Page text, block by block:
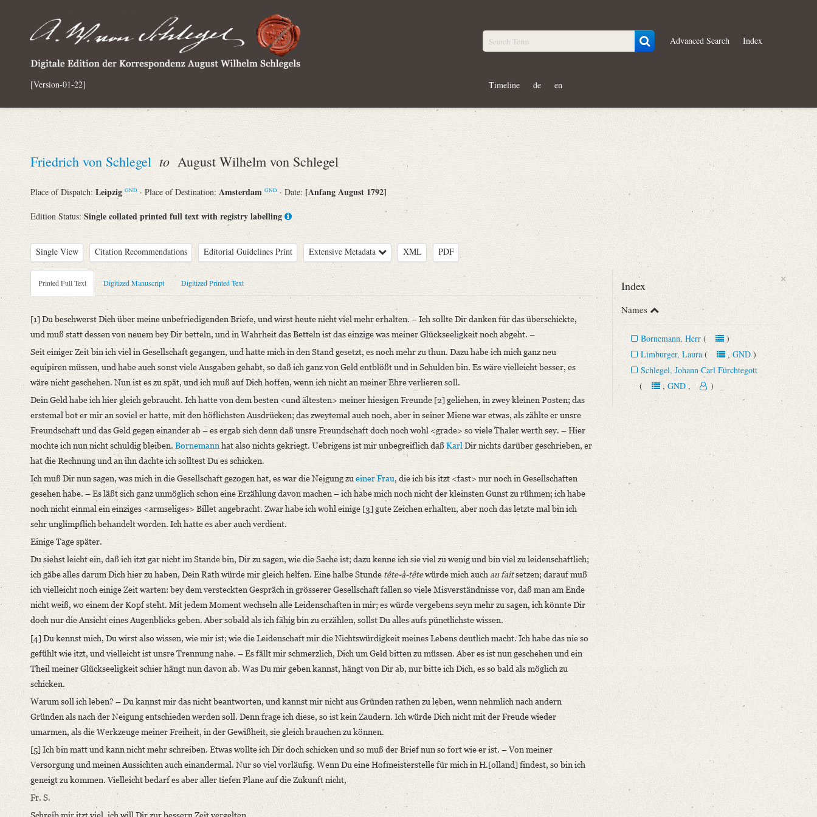
[Version-01-22]
Advanced Search Index
Timeline de en
Friedrich von Schlegel to August Wilhelm von Schlegel
Place of Dispatch: Leipzig GND · Place of Destination: Amsterdam GND · Date:[Anfang August 1792]
Edition Status: Single collated printed full text with registry labelling
Single View Citation Recommendations Editorial Guidelines Print Extensive Metadata XML PDF
Metadata Concerning Header
Sender: Friedrich von Schlegel
Recipient: August Wilhelm von Schlegel
Place of Dispatch: Leipzig
Place of Destination: Amsterdam
Date: [Anfang August 1792]
Notations: Datum erschlossen.
Printed Text
Bibliography: Kritische Friedrich-Schlegel-Ausgabe. Bd. 23. Dritte Abteilung: Briefe von und an Friedrich und Dorothea Schlegel. Bis zur Begründung der romantischen Schule (15. September 1788 ‒ 15. Juli
1797). Mit Einleitung und Kommentar hg. v. Ernst Behler u.a. Paderborn u.a. 1987, S. 61‒62.
Incipit: „[1] Du beschwerst Dich über meine unbefriedigenden Briefe, und wirst heute nicht viel mehr erhalten. – Ich sollte Dir danken für [...]“
Manuscript
Provider: Dresden, Sächsische Landesbibliothek - Staats- und Universitätsbibliothek
OAI Id: DE-1a-34186
Classification Number: Mscr.Dresd.e.90,XIX,Bd.24.a,Nr.14
Number of Pages: 5S. auf Doppelbl., hs. m. U.
Format: 19,1 x 11,2 cm
Printed Full Text Digitized Manuscript Digitized Printed Text
[1] Du beschwerst Dich über meine unbefriedigenden Briefe, und wirst heute nicht viel mehr erhalten. – Ich sollte Dir danken für das überschickte,
und muß statt dessen von neuem bey Dir betteln, und in Wahrheit das Betteln ist das einzige was meiner Glückseeligkeit noch abgeht. –
Seit einiger Zeit bin ich viel in Gesellschaft gegangen, und hatte mich in den Stand gesetzt, es noch mehr zu thun. Dazu habe ich mich ganz neu
equipiren müssen, und habe auch sonst viele Ausgaben gehabt, so daß ich ganz von Geld entblößt und in Schulden bin. Es wäre vielleicht besser, es
wäre nicht geschehen. Nun ist es zu spät, und ich muß auf Dich hoffen, wenn ich nicht an meiner Ehre verlieren soll.
Dein Geld habe ich hier gleich gebraucht. Ich hatte von dem besten <und ältesten> meiner hiesigen Freunde [2] geliehen, in zwey kleinen Posten; das
erstemal bot er mir an soviel er hatte, mit den höflichsten Ausdrücken; das zweytemal auch noch, aber in seiner Miene war etwas, als zählte er unsre
Freundschaft und das Geld gegen einander ab – es ergab sich denn daß unsre Freundschaft doch noch wohl <grade> so viele Thaler werth sey. – Hier
mochte ich nun nicht schuldig bleiben. Bornemannhat also nichts gekriegt. Uebrigens ist mir unbegreiflich daßKarl Dir nichts darüber geschrieben, er
hat die Rechnung und an ihn dachte ich solltest Du es schicken.
Ich muß Dir nun sagen, was mich in die Gesellschaft gezogen hat, es war die Neigung zu einer Frau, die ich bis itzt <fast> nur noch in Gesellschaften
gesehen habe. – Es läßt sich ganz unmöglich schon eine Erzählung davon machen – ich habe mich noch nicht der kleinsten Gunst zu rühmen; ich habe
noch nicht einmal ein einziges <armseliges> Billet angebracht. Zwar habe ich wohl einige [3] gute Zeichen erhalten, aber noch das letzte mal bin ich
sehr unglimpflich behandelt worden. Ich hatte es aber auch verdient.
Einige Tage später.
Du siehst leicht ein, daß ich itzt gar nicht im Stande bin, Dir zu sagen, wie die Sache ist; dazu kenne ich sie viel zu wenig und bin viel zu leidenschaftlich;
ich gäbe alles darum Dich hier zu haben, Dein Rath würde mir gleich helfen. Eine halbe Stunde tête-à-têtewürde mich auch au faitsetzen; darauf muß
ich vielleicht noch einige Zeit warten: bey dem versteckten Gespräch in grösserer Gesellschaft fallen so viele Misverständnisse vor, daß man am Ende
nicht weiß, wo einem der Kopf steht. Mit jedem Moment wechseln alle Leidenschaften in mir; es würde vergebens seyn mehr zu sagen, ich könnte Dir
doch nur die Ansicht eines Augenblicks geben. Aber sobald als ich fähig bin zu erzählen, sollst Du alles aufs pünctlichste wissen.
[4] Du kennst mich, Du wirst also wissen, wie mir ist; wie die Leidenschaft mir die Nichtswürdigkeit meines Lebens deutlich macht. Ich habe das nie so
gefühlt wie itzt, und vielleicht ist unsre Trennung nahe. – Es fällt mir schmerzlich, Dich um Geld bitten zu müssen. Aber es ist nun geschehen und ein
Theil meiner Glückseeligkeit schier hängt nun davon ab. Was Du mir geben kannst, hängt von Dir ab, nur bitte ich Dich, es so bald als möglich zu
schicken.
Warum soll ich leben? – Du kannst mir das nicht beantworten, und kannst mir nicht aus Gründen rathen zu leben, wenn nehmlich nach andern
Gründen als nach der Neigung entschieden werden soll. Denn frage ich diese, so ist kein Zaudern. Ich würde Dich nicht mit der Freude wieder
umarmen, als die Werkzeuge meiner Freiheit, in der Gewißheit, sie gleich brauchen zu können.
[5] Ich bin matt und kann nicht mehr schreiben. Etwas wollte ich Dir doch schicken und so muß der Brief nun so fort wie er ist. – Von meiner
Versorgung und meinen Aussichten auch einandermal. Nur so viel vorläufig. Wenn Du eine Hofmeisterstelle für mich in H.[olland] findest, so bin ich
geneigt zu kommen. Vielleicht bedarf es aber aller tiefen Plane auf die Zukunft nicht,
Fr. S.
×
Index
Names
Bornemann, Herr ()
Limburger, Laura (, GND)
Schlegel, Johann Carl Fürchtegott
(, GND, )